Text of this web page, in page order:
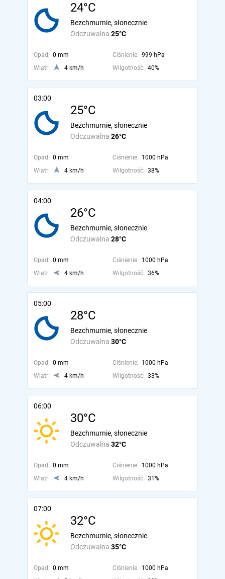
24°C
Odczuwalna 25°C
Bezchmurnie, słonecznie
Opad: 0 mm Ciśnienie: 999 hPa
Wiatr:
4 km/h Wilgotność: 40%
03:00
25°C
Odczuwalna 26°C
Bezchmurnie, słonecznie
Opad: 0 mm Ciśnienie: 1000 hPa
Wiatr:
4 km/h Wilgotność: 38%
04:00
26°C
Odczuwalna 28°C
Bezchmurnie, słonecznie
Opad: 0 mm Ciśnienie: 1000 hPa
Wiatr:
4 km/h Wilgotność: 36%
05:00
28°C
Odczuwalna 30°C
Bezchmurnie, słonecznie
Opad: 0 mm Ciśnienie: 1000 hPa
Wiatr:
4 km/h Wilgotność: 33%
06:00
30°C
Odczuwalna 32°C
Bezchmurnie, słonecznie
Opad: 0 mm Ciśnienie: 1000 hPa
Wiatr:
4 km/h Wilgotność: 31%
07:00
32°C
Odczuwalna 35°C
Bezchmurnie, słonecznie
Opad: 0 mm Ciśnienie: 1000 hPa